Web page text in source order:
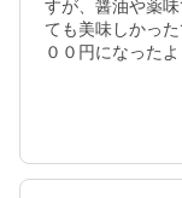
すが、醤油や薬
ても美味しかっ
００円になったよ